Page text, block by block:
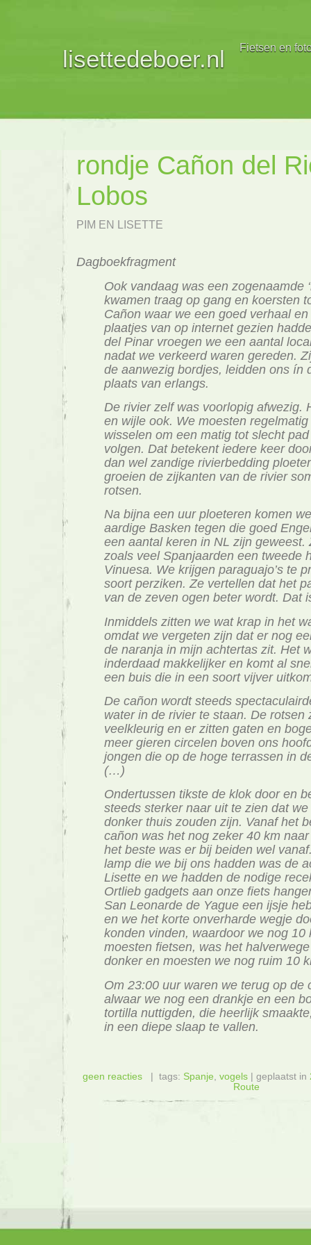
lisettedeboer.nl Fietsen en
rondje Cañon del
Lobos
PIM EN LISETTE
Dagboekfragment
Ook vandaag was een zogenaamde
kwamen traag op gang en koersten
Cañon waar we een goed verhaal
plaatjes van op internet gezien
del Pinar vroegen we een aantal
nadat we verkeerd waren gereden.
de aanwezig bordjes, leidden ons ín
plaats van erlangs.
De rivier zelf was voorlopig afwezig.
en wijle ook. We moesten
wisselen om een matig tot slecht
volgen. Dat betekent iedere keer
dan wel zandige rivierbedding
groeien de zijkanten van de rivier
rotsen.
Na bijna een uur ploeteren komen
aardige Basken tegen die goed
een aantal keren in NL zijn geweest.
zoals veel Spanjaarden een tweede
Vinuesa. We krijgen paraguajo’s te
soort perziken. Ze vertellen dat het
van de zeven ogen beter wordt. Dat
Inmiddels zitten we wat krap in het
omdat we vergeten zijn dat er nog
de naranja in mijn achtertas zit. Het
inderdaad makkelijker en komt al
een buis die in een soort vijver
De cañon wordt steeds
water in de rivier te staan. De rotsen
veelkleurig en er zitten gaten en
meer gieren circelen boven ons
jongen die op de hoge terrassen in
(…)
Ondertussen tikste de klok door en
steeds sterker naar uit te zien dat
donker thuis zouden zijn. Vanaf het
cañon was het nog zeker 40 km
het beste was er bij beiden wel
lamp die we bij ons hadden was de
Lisette en we hadden de nodige
Ortlieb gadgets aan onze fiets
San Leonarde de Yague een ijsje
en we het korte onverharde wegje
konden vinden, waardoor we nog 10
moesten fietsen, was het
donker en moesten we nog ruim 10
Om 23:00 uur waren we terug op de
alwaar we nog een drankje en een
tortilla nuttigden, die heerlijk
in een diepe slaap te vallen.
geen reacties | tags: Spanje, vogels | geplaatst in
Route